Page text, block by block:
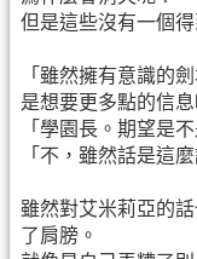
但是這些沒有一個得
「雖然擁有意識的
是想要更多點的信息
「學園長。期望是
「不，雖然話是這麼
雖然對艾米莉亞的
了肩膀。